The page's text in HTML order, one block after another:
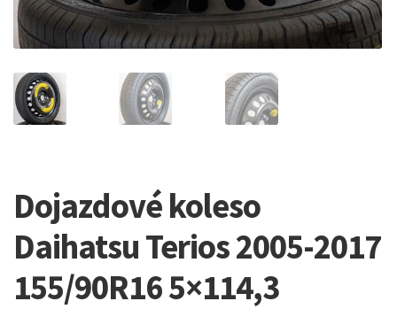
Dojazdové koleso
Daihatsu Terios 2005-2017
155/90R16 5×114,3